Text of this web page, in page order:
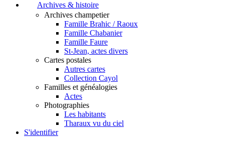
Archives & histoire
Archives champetier
Famille Brahic / Raoux
Famille Chabanier
Famille Faure
St-Jean, actes divers
Cartes postales
Autres cartes
Collection Cayol
Familles et généalogies
Actes
Photographies
Les habitants
Tharaux vu du ciel
S'identifier